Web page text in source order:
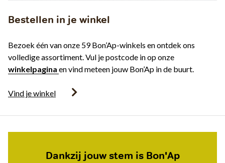
Bestellen in je winkel
Bezoek één van onze 59 Bon’Ap-winkels en ontdek ons
volledige assortiment. Vul je postcode in op onze
winkelpagina en vind meteen jouw Bon’Ap in de buurt.
Vind je winkel
Dankzij jouw stem is Bon'Ap